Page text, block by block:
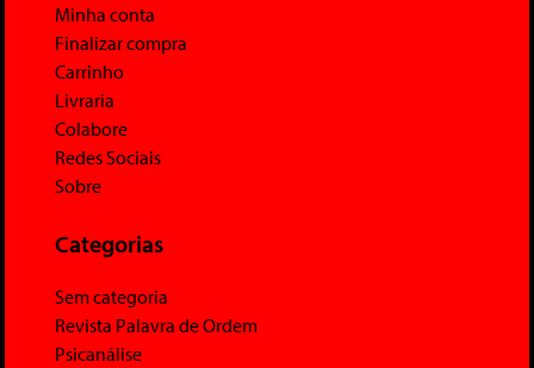
Minha conta
Finalizar compra
Carrinho
Livraria
Colabore
Redes Sociais
Sobre
Categorias
Sem categoria
Revista Palavra de Ordem
Psicanálise